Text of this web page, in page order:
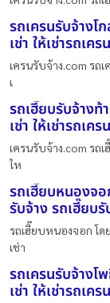
รถเครนรับจ้างโ
เช่า ให้เช่ารถเค
เครนรับจ้าง.com รถ
เ
รถเฮี๊ยบรับจ้างท้
เช่า ให้เช่ารถเค
เครนรับจ้าง.com รถ
ให
รถเฮี๊ยบหนองจอ
รับจ้าง รถเฮี๊ยบ
รถเฮี๊ยบหนองจอก โด
เช่า
รถเครนรับจ้างโ
เช่า ให้เช่ารถเค